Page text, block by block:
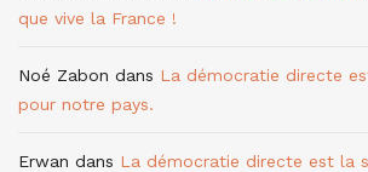
que vive la France !
Noé Zabon dans La démocratie directe
pour notre pays.
Erwan dans La démocratie directe est la